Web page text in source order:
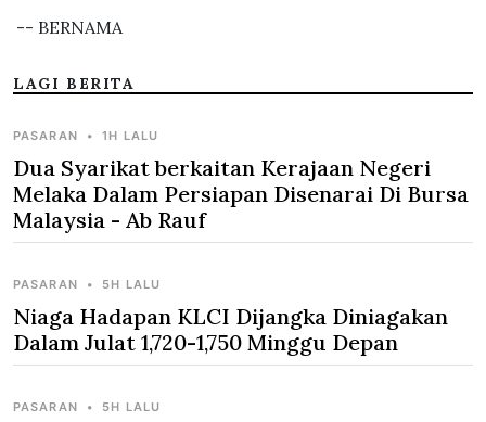
-- BERNAMA
LAGI BERITA
PASARAN • 1H LALU
Dua Syarikat berkaitan Kerajaan Negeri
Melaka Dalam Persiapan Disenarai Di Bursa
Malaysia - Ab Rauf
PASARAN • 5H LALU
Niaga Hadapan KLCI Dijangka Diniagakan
Dalam Julat 1,720-1,750 Minggu Depan
PASARAN • 5H LALU